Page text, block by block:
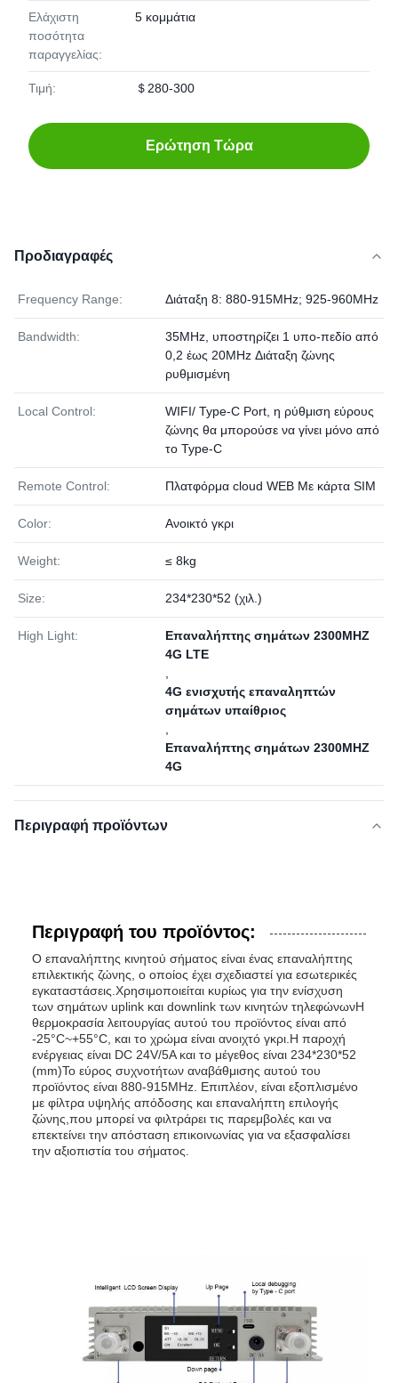
Ελάχιστη
ποσότητα
παραγγελίας:
5 κομμάτια
Τιμή: ＄280-300
Ερώτηση Τώρα
Προδιαγραφές
Frequency Range: Διάταξη 8: 880-915MHz; 925-960MHz
Bandwidth:
35MHz, υποστηρίζει 1 υπο-πεδίο από
0,2 έως 20MHz Διάταξη ζώνης
ρυθμισμένη
Local Control:
WIFI/ Type-C Port, η ρύθμιση εύρους
ζώνης θα μπορούσε να γίνει μόνο από
το Type-C
Remote Control: Πλατφόρμα cloud WEB Με κάρτα SIM
Color: Ανοικτό γκρι
Weight: ≤ 8kg
Size: 234*230*52 (χιλ.)
High Light:
Επαναλήπτης σημάτων 2300MHZ
4G LTE
4G ενισχυτής επαναληπτών
σημάτων υπαίθριος
Επαναλήπτης σημάτων 2300MHZ
4G
Περιγραφή προϊόντων
Περιγραφή του προϊόντος:
Ο επαναλήπτης κινητού σήματος είναι ένας επαναλήπτης
επιλεκτικής ζώνης, ο οποίος έχει σχεδιαστεί για εσωτερικές
εγκαταστάσεις.Χρησιμοποιείται κυρίως για την ενίσχυση
των σημάτων uplink και downlink των κινητών τηλεφώνωνΗ
θερμοκρασία λειτουργίας αυτού του προϊόντος είναι από
-25°C~+55°C, και το χρώμα είναι ανοιχτό γκρι.Η παροχή
ενέργειας είναι DC 24V/5A και το μέγεθος είναι 234*230*52
(mm)Το εύρος συχνοτήτων αναβάθμισης αυτού του
προϊόντος είναι 880-915MHz. Επιπλέον, είναι εξοπλισμένο
με φίλτρα υψηλής απόδοσης και επαναλήπτη επιλογής
ζώνης,που μπορεί να φιλτράρει τις παρεμβολές και να
επεκτείνει την απόσταση επικοινωνίας για να εξασφαλίσει
την αξιοπιστία του σήματος.